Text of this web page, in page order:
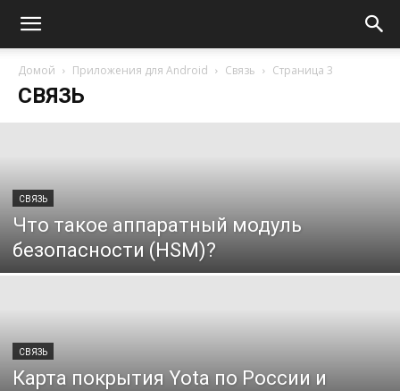
Домой Приложения для Android Связь Страница 3
СВЯЗЬ
СВЯЗЬ
Что такое аппаратный модуль
безопасности (HSM)?
СВЯЗЬ
Карта покрытия Yota по России и